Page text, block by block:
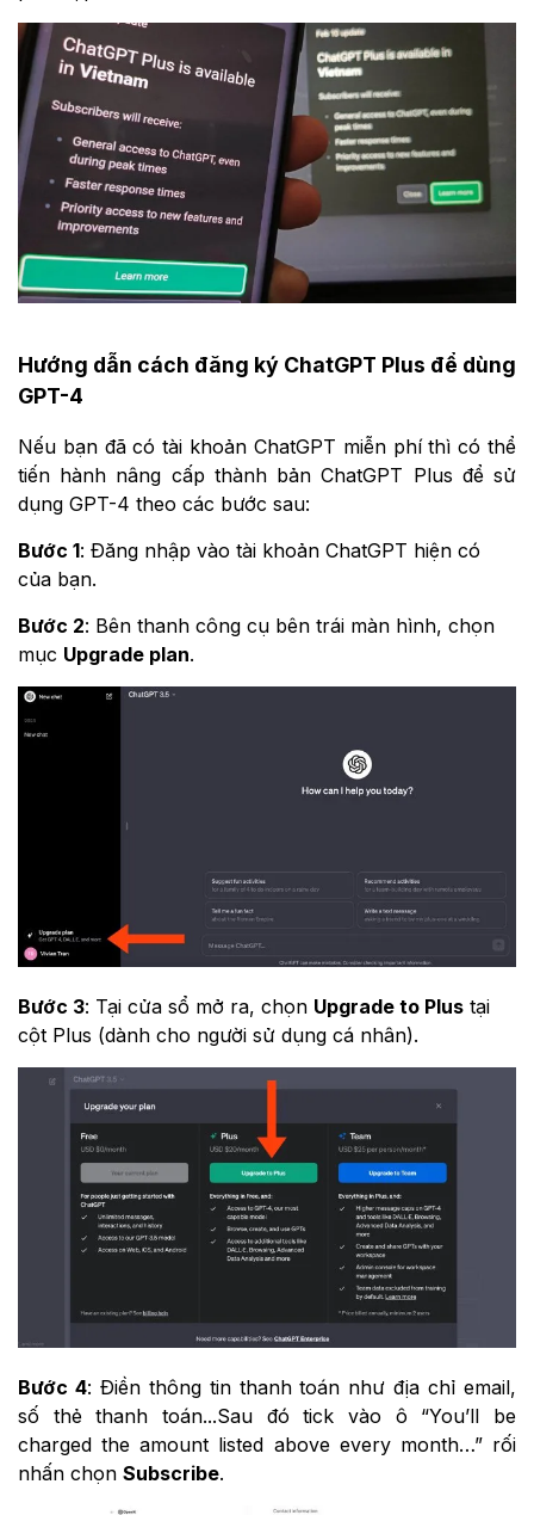
Hướng dẫn cách đăng ký ChatGPT Plus để dùng
GPT-4
Nếu bạn đã có tài khoản ChatGPT miễn phí thì có thể
tiến hành nâng cấp thành bản ChatGPT Plus để sử
dụng GPT-4 theo các bước sau:
Bước 1: Đăng nhập vào tài khoản ChatGPT hiện có
của bạn.
Bước 2: Bên thanh công cụ bên trái màn hình, chọn
mục Upgrade plan.
Bước 3: Tại cửa sổ mở ra, chọn Upgrade to Plus tại
cột Plus (dành cho người sử dụng cá nhân).
Bước 4: Điền thông tin thanh toán như địa chỉ email,
số thẻ thanh toán...Sau đó tick vào ô “You’ll be
charged the amount listed above every month…” rối
nhấn chọn Subscribe.